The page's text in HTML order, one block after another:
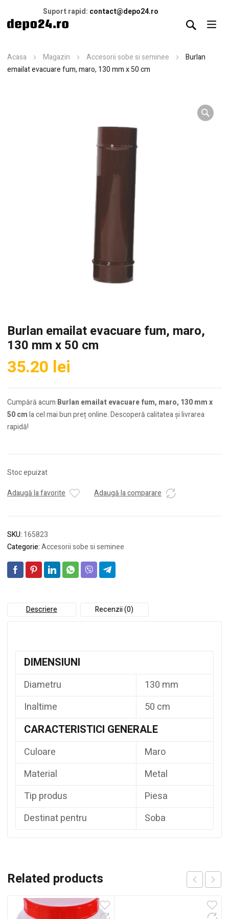
Suport rapid: contact@depo24.ro
Acasa Magazin Accesorii sobe si seminee
Burlan
emailat evacuare fum, maro, 130 mm x 50 cm
Burlan emailat evacuare fum, maro,
130 mm x 50 cm
35.20 lei
Cumpără acum Burlan emailat evacuare fum, maro, 130 mm x
50 cmla cel mai bun preț online. Descoperă calitatea și livrarea
rapidă!
Stoc epuizat
Adaugă la favorite
Adaugă la comparare
SKU: 165823
Categorie:Accesorii sobe si seminee
Descriere Recenzii (0)
DIMENSIUNI
Diametru
130 mm
Inaltime
50 cm
CARACTERISTICI GENERALE
Culoare
Maro
Material
Metal
Tip produs
Piesa
Destinat pentru
Soba
Related products